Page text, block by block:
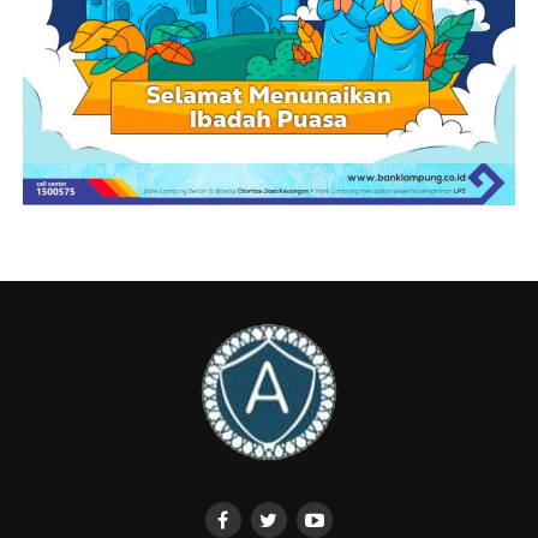
Facebook Comments Box